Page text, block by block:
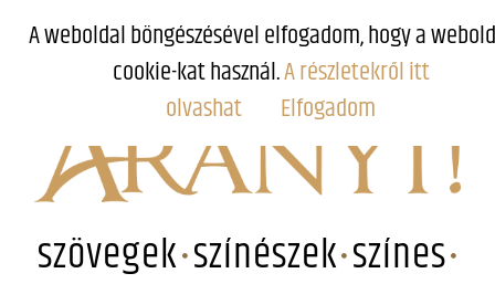
szövegek színészek színes
A weboldal böngészésével elfogadom, hogy a
cookie-kat használ.A részletekről itt
olvashat
Elfogadom